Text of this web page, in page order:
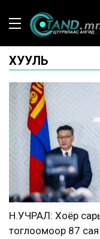
ХУУЛЬ
Н.УЧРАЛ: Хоёр
тоглоомоор 87